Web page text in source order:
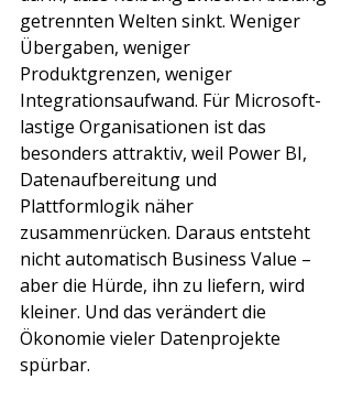
getrennten Welten sinkt. Weniger
Übergaben, weniger
Produktgrenzen, weniger
Integrationsaufwand. Für Microsoft-
lastige Organisationen ist das
besonders attraktiv, weil Power BI,
Datenaufbereitung und
Plattformlogik näher
zusammenrücken. Daraus entsteht
nicht automatisch Business Value –
aber die Hürde, ihn zu liefern, wird
kleiner. Und das verändert die
Ökonomie vieler Datenprojekte
spürbar.